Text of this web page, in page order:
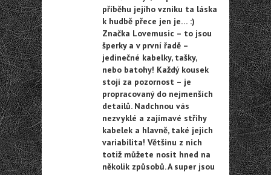
příběhu jejího vzniku ta láska
k hudbě přece jen je… :)
Značka Lovemusic – to jsou
šperky a v první řadě –
jedinečné kabelky, tašky,
nebo batohy! Každý kousek
stojí za pozornost – je
propracovaný do nejmenších
detailů. Nadchnou vás
nezvyklé a zajímavé střihy
kabelek a hlavně, také jejich
variabilita! Většinu z nich
totiž můžete nosit hned na
několik způsobů. A super jsou